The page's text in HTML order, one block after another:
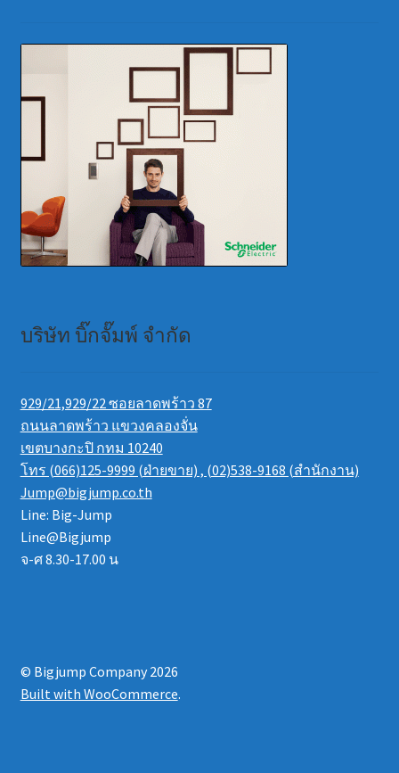
บริษัท บิ๊กจั๊มพ์ จำกัด
929/21,929/22 ซอยลาดพร้าว 87
ถนนลาดพร้าว แขวงคลองจั่น
เขตบางกะปิ กทม 10240
โทร (066)125-9999 (ฝ่ายขาย) , (02)538-9168 (สำนักงาน)
Jump@bigjump.co.th
Line: Big-Jump
Line@Bigjump
จ-ศ 8.30-17.00 น
© Bigjump Company 2026
Built with WooCommerce.